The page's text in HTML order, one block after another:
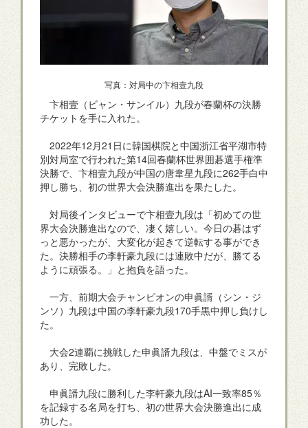
写真：対局中の卞相壹九段
卞相壹（ビャン・サンイル）九段が春蘭杯の決勝
チケットを手に入れた。
2022年12月21日に韓国棋院と中国浙江省平湖市特
別対局室で行われた第14回春蘭杯世界囲碁選手権準
決勝で、卞相壹九段が中国の唐韋星九段に262手白中
押し勝ち、初の世界大会決勝進出を果たした。
対局後インタビューで卞相壹九段は「初めての世
界大会決勝進出なので、凄く嬉しい。今日の碁はず
っと悪かったが、大変化が起きて逆転する事ができ
た。決勝相手の李軒豪九段には連敗中だが、勝てる
ように頑張る。」と抱負を語った。
一方、前期大会チャンピオンの申眞諝（シン・ジ
ンソ）九段は中国の李軒豪九段170手黒中押し負けし
た。
大会2連覇に挑戦した申眞諝九段は、中盤でミスが
あり、完敗した。
申眞諝九段に勝利した李軒豪九段はAI一致率85％
を記録する名局を打ち、初の世界大会決勝進出に成
功した。